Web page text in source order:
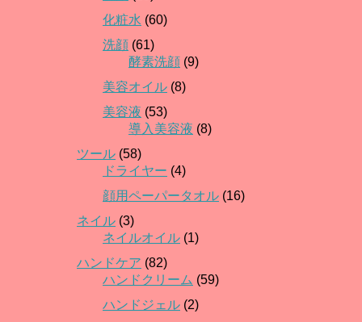
化粧水 (60)
洗顔 (61)
酵素洗顔 (9)
美容オイル (8)
美容液 (53)
導入美容液 (8)
ツール (58)
ドライヤー (4)
顔用ペーパータオル (16)
ネイル (3)
ネイルオイル (1)
ハンドケア (82)
ハンドクリーム (59)
ハンドジェル (2)